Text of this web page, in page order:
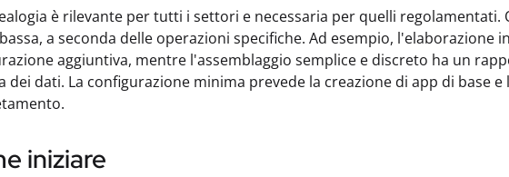
è rilevante per tutti i settori e necessaria per quelli regolamentati.
a seconda delle operazioni specifiche. Ad esempio, l'elaborazione
aggiuntiva, mentre l'assemblaggio semplice e discreto ha un
dei dati. La configurazione minima prevede la creazione di app di base
iniziare